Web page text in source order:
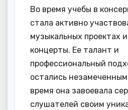
Во время учебы в
стала активно
музыкальных проектах
концерты. Ее талант и
профессиональный
остались
время она завоевала
слушателей своим